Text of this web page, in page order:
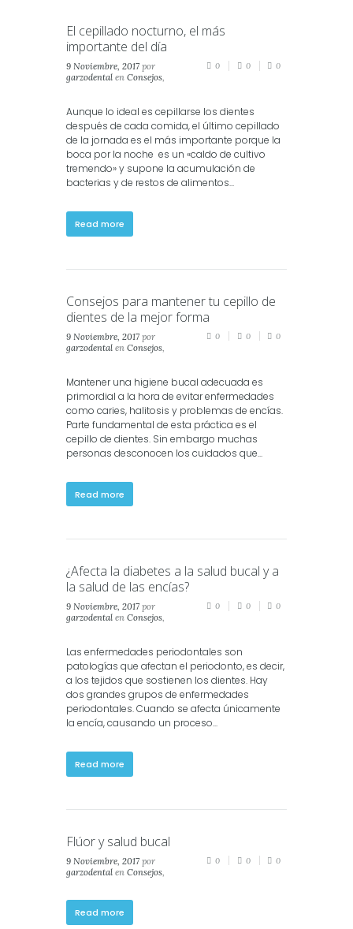
El cepillado nocturno, el más
importante del día
9 Noviembre, 2017 por
garzodental en Consejos,
0 0 0
Aunque lo ideal es cepillarse los dientes
después de cada comida, el último cepillado
de la jornada es el más importante porque la
boca por la noche es un «caldo de cultivo
tremendo» y supone la acumulación de
bacterias y de restos de alimentos...
Read more
Consejos para mantener tu cepillo de
dientes de la mejor forma
9 Noviembre, 2017 por
garzodental en Consejos,
0 0 0
Mantener una higiene bucal adecuada es
primordial a la hora de evitar enfermedades
como caries, halitosis y problemas de encías.
Parte fundamental de esta práctica es el
cepillo de dientes. Sin embargo muchas
personas desconocen los cuidados que...
Read more
¿Afecta la diabetes a la salud bucal y a
la salud de las encías?
9 Noviembre, 2017 por
garzodental en Consejos,
0 0 0
Las enfermedades periodontales son
patologías que afectan el periodonto, es decir,
a los tejidos que sostienen los dientes. Hay
dos grandes grupos de enfermedades
periodontales. Cuando se afecta únicamente
la encía, causando un proceso...
Read more
Flúor y salud bucal
9 Noviembre, 2017 por
garzodental en Consejos,
0 0 0
Read more